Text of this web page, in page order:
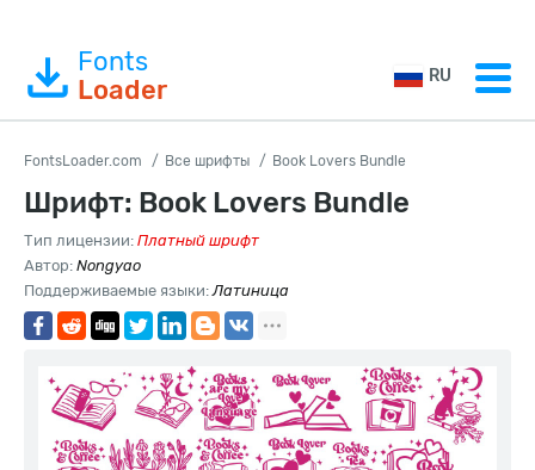
Fonts
Loader
RU
FontsLoader.com Все шрифты Book Lovers Bundle
Шрифт: Book Lovers Bundle
Тип лицензии: Платный шрифт
Автор: Nongyao
Поддерживаемые языки:Латиница